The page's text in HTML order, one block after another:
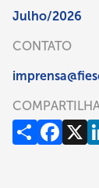
Julho/2026
CONTATO
X